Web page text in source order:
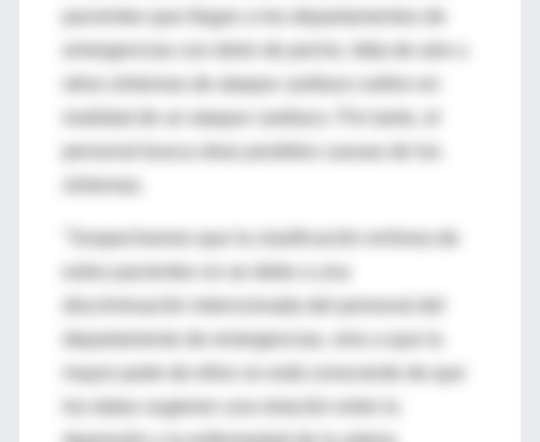
pacientes que llegan a los departamentos de
emergencias con dolor de pecho, falta de aire u
otros síntomas de ataque cardiaco sufren en
realidad de un ataque cardiaco. Por tanto, el
departamento de emergencias, sino a que la
mayor parte de ellos no está consciente de que
los datos sugieren una relación entre la